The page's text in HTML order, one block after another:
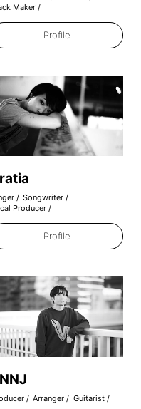
を募集し
Da-iCE
コード大
!Our
Maker
Profile
Songwriter
Producer
Profile
Arranger Guitarist